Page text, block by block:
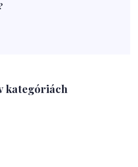
kategóriách